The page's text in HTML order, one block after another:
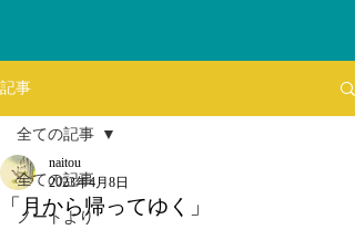
記事
全ての記事
ノートより
全ての記事
「月から帰ってゆく」
naitou
2023年4月8日